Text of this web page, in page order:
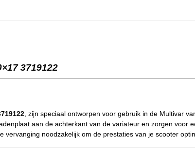
3719122
, zijn speciaal ontworpen voor gebruik in de Multivar
aan de achterkant van de variateur en zorgen voor
vervanging noodzakelijk om de prestaties van je scooter